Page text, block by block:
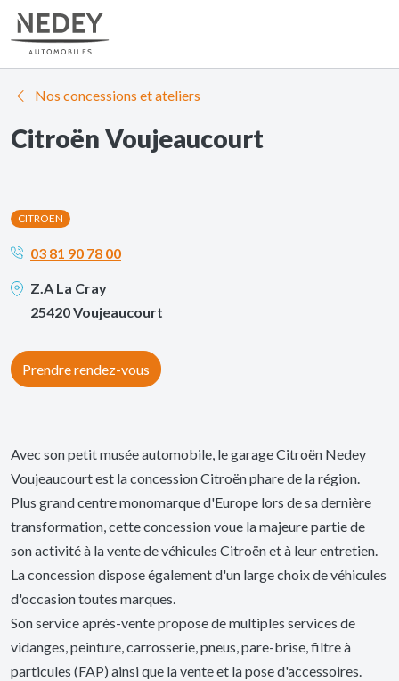
Nos concessions et ateliers
Citroën Voujeaucourt
CITROEN
03 81 90 78 00
Z.A La Cray
25420 Voujeaucourt
Prendre rendez-vous
Avec son petit musée automobile, le garage Citroën Nedey
Voujeaucourt est la concession Citroën phare de la région.
Plus grand centre monomarque d'Europe lors de sa dernière
transformation, cette concession voue la majeure partie de
son activité à la vente de véhicules Citroën et à leur entretien.
La concession dispose également d'un large choix de véhicules
d'occasion toutes marques.
Son service après-vente propose de multiples services de
vidanges, peinture, carrosserie, pneus, pare-brise, filtre à
particules (FAP) ainsi que la vente et la pose d'accessoires.